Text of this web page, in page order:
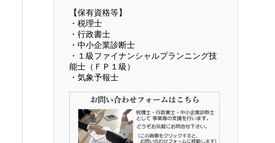
【保有資格等】
・税理士
・行政書士
・中小企業診断士
・１級ファイナンシャルプランニング技
能士（ＦＰ１級）
・気象予報士